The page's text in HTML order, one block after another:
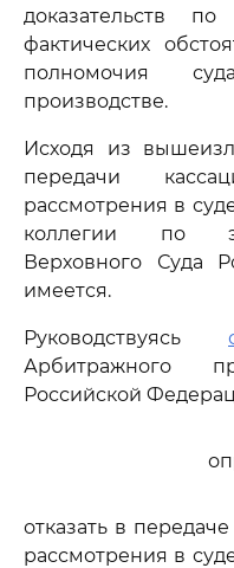
доказательств
фактических
полномочия
производстве.
Исходя из
передачи
рассмотрения в
коллегии по
Верховного Суда
имеется.
Руководствуясь
Арбитражного
Российской
отказать в
рассмотрения в